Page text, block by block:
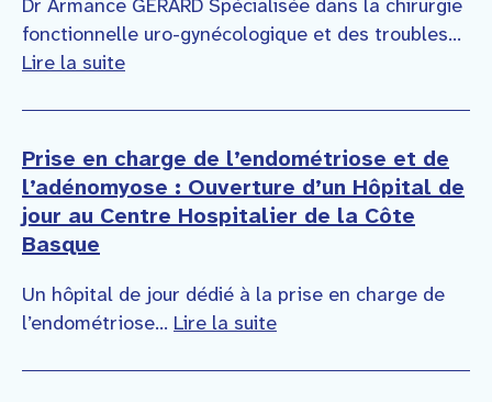
Dr Armance GERARD Spécialisée dans la chirurgie
fonctionnelle uro-gynécologique et des troubles...
Lire la suite
Prise en charge de l’endométriose et de
l’adénomyose : Ouverture d’un Hôpital de
jour au Centre Hospitalier de la Côte
Basque
Un hôpital de jour dédié à la prise en charge de
l’endométriose... Lire la suite